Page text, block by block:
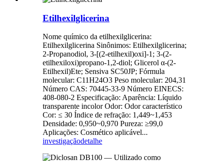
Etilhexilglicerina
Nome químico da etilhexilglicerina:
Etilhexilglicerina Sinônimos: Etilhexilglicerina;
2-Propanodiol, 3-[(2-etilhexil)oxi]-1; 3-(2-
etilhexiloxi)propano-1,2-diol; Glicerol α-(2-
Etilhexil)Ete; Sensiva SC50JP; Fórmula
molecular: C11H24O3 Peso molecular: 204,31
Número CAS: 70445-33-9 Número EINECS:
408-080-2 Especificação: Aparência: Líquido
transparente incolor Odor: Odor característico
Cor: ≤ 30 Índice de refração: 1,449~1,453
Densidade: 0,950~0,970 Pureza: ≥99,0
Aplicações: Cosmético aplicável...
investigaçãodetalhe